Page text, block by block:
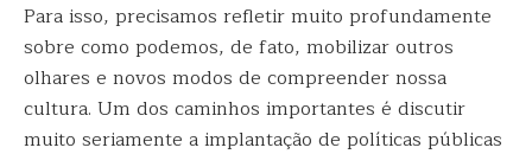
Para isso, precisamos refletir muito profundamente
sobre como podemos, de fato, mobilizar outros
olhares e novos modos de compreender nossa
cultura. Um dos caminhos importantes é discutir
muito seriamente a implantação de políticas públicas